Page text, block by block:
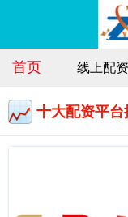
首页 线上配
十大配资平台